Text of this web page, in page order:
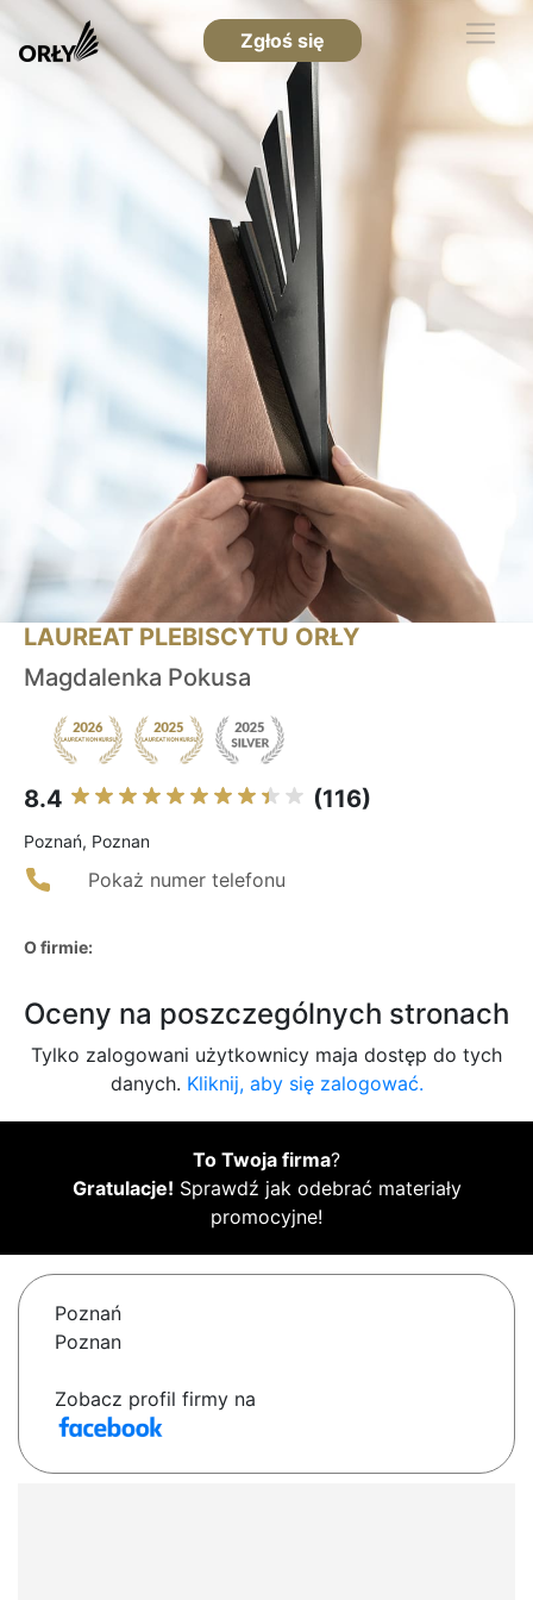
Zgłoś się
LAUREAT PLEBISCYTU ORŁY
Magdalenka Pokusa
8.4 (116)
Poznań, Poznan
Pokaż numer telefonu
O firmie:
Oceny na poszczególnych stronach
Tylko zalogowani użytkownicy maja dostęp do tych
danych. Kliknij, aby się zalogować.
To Twoja firma?
Gratulacje! Sprawdź jak odebrać materiały
promocyjne!
Poznań
Poznan
Zobacz profil firmy na